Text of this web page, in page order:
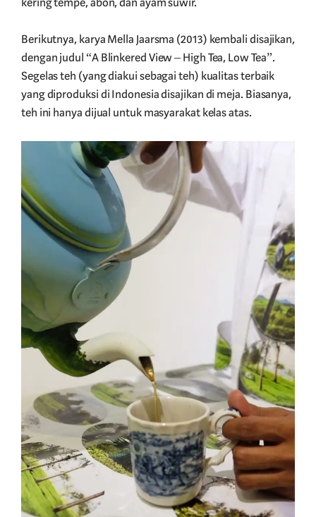
Berikutnya, karya Mella Jaarsma (2013) kembali disajikan,
dengan judul “A Blinkered View – High Tea, Low Tea”.
Segelas teh (yang diakui sebagai teh) kualitas terbaik
yang diproduksi di Indonesia disajikan di meja. Biasanya,
teh ini hanya dijual untuk masyarakat kelas atas.